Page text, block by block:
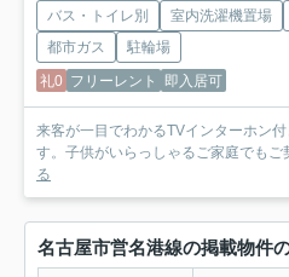
バス・トイレ別 室内洗濯機置場
都市ガス
駐輪場
礼0 フリーレント 即入居可
来客が一目でわかるTVインターホン
す。子供がいらっしゃるご家庭でもご
る
名古屋市営名港線の掲載物件